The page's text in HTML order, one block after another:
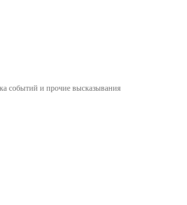
событий и прочие высказывания